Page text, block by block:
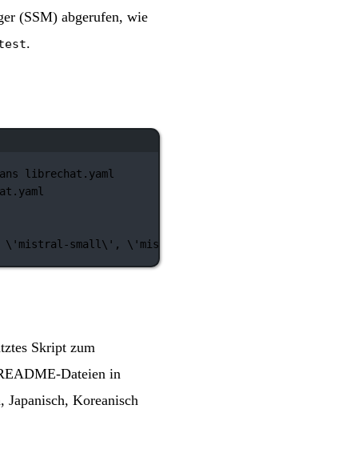
(SSM) abgerufen, wie
.
librechat.yaml
\' mistral-small\' , \' mistral-medium
Skript zum
Dateien in
Japanisch, Koreanisch